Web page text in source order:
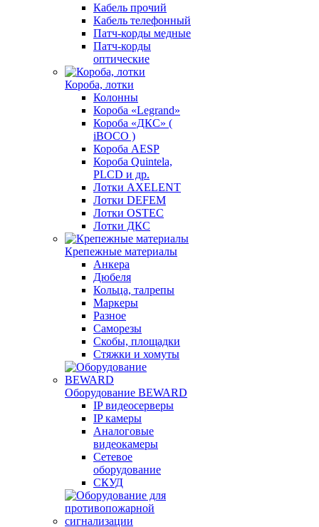
Кабель прочий
Кабель телефонный
Патч-корды медные
Патч-корды
оптические
Короба, лотки
Колонны
Короба «Legrand»
Короба «ДКС» (
iBOCO )
Короба AESP
Короба Quintela,
PLCD и др.
Лотки AXELENT
Лотки DEFEM
Лотки OSTEC
Лотки ДКС
Крепежные материалы
Анкера
Дюбеля
Кольца, талрепы
Маркеры
Разное
Саморезы
Скобы, площадки
Стяжки и хомуты
Оборудование BEWARD
IP видеосерверы
IP камеры
Аналоговые
видеокамеры
Сетевое
оборудование
СКУД